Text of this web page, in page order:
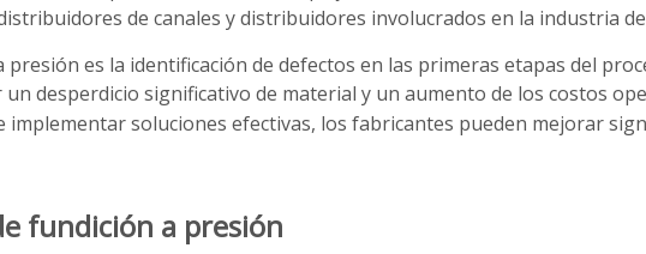
de canales y distribuidores involucrados en la industria
es la identificación de defectos en las primeras etapas del
desperdicio significativo de material y un aumento de los costos
soluciones efectivas, los fabricantes pueden mejorar
fundición a presión